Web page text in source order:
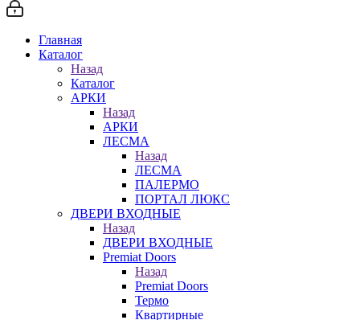
Главная
Каталог
Назад
Каталог
АРКИ
Назад
АРКИ
ЛЕСМА
Назад
ЛЕСМА
ПАЛЕРМО
ПОРТАЛ ЛЮКС
ДВЕРИ ВХОДНЫЕ
Назад
ДВЕРИ ВХОДНЫЕ
Premiat Doors
Назад
Premiat Doors
Термо
Квартирные